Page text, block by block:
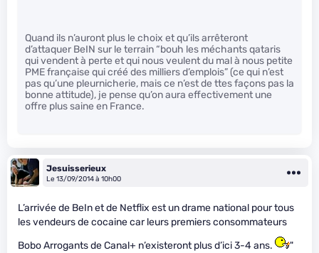
Quand ils n’auront plus le choix et qu’ils arrêteront
d’attaquer BeIN sur le terrain “bouh les méchants qataris
qui vendent à perte et qui nous veulent du mal à nous petite
PME française qui créé des milliers d’emplois” (ce qui n’est
pas qu’une pleurnicherie, mais ce n’est de ttes façons pas la
bonne attitude), je pense qu’on aura effectivement une
offre plus saine en France.
Jesuisserieux
Le 13/09/2014 à 10h00
L’arrivée de BeIn et de Netflix est un drame national pour tous
les vendeurs de cocaine car leurs premiers consommateurs
Bobo Arrogants de Canal+ n’existeront plus d’ici 3-4 ans.
"